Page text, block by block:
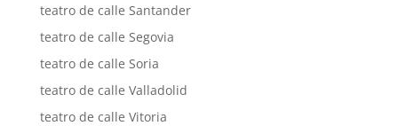
teatro de calle Santander
teatro de calle Segovia
teatro de calle Soria
teatro de calle Valladolid
teatro de calle Vitoria